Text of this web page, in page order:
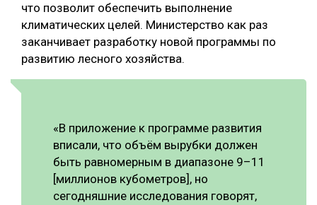
ЛЕСОПИЛЕНИЕ
ДЕРЕВЯННОЕ ДОМОСТРОЕНИЕ
БЕЗОПАСНОЕ ПРОИЗВОДСТВО
СОРТИРОВКА ДРЕВЕСИНЫ
МЕБЕЛЬНОЕ ПРОИЗВОДСТВО
что позволит обеспечить выполнение
климатических целей. Министерство как раз
заканчивает разработку новой программы по
развитию лесного хозяйства.
«В приложение к программе развития
вписали, что объём вырубки должен
быть равномерным в диапазоне 9–11
[миллионов кубометров], но
сегодняшние исследования говорят,